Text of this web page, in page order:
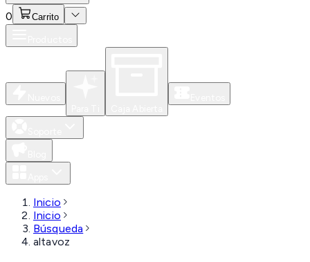
0 Carrito
Inicio
Inicio
Búsqueda
altavoz